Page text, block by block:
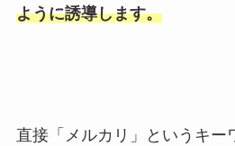
ように誘導します。
直接「メルカリ」というキー